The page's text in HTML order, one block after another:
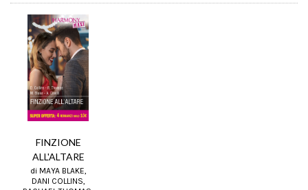
FINZIONE
ALL'ALTARE
di MAYA BLAKE,
DANI COLLINS,